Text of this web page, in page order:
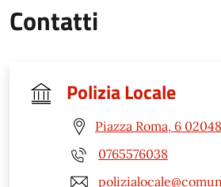
Contatti
Polizia Locale
Piazza Roma, 6
0765576038